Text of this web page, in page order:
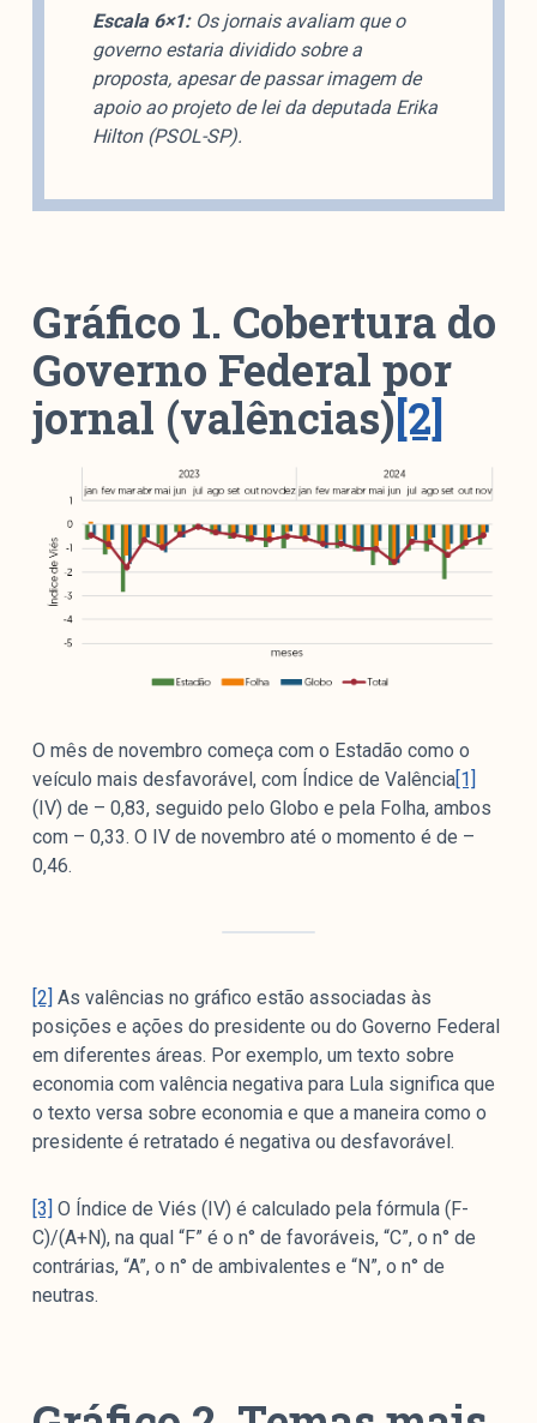
econômicos.
Parceria
Escala 6×1:Os jornais avaliam que o
governo estaria dividido sobre a
proposta, apesar de passar imagem de
apoio ao projeto de lei da deputada Erika
Hilton (PSOL-SP).
Gráfico 1. Cobertura do
Governo Federal por
jornal (valências)[2]
O mês de novembro começa com o Estadão como o
veículo mais desfavorável, com Índice de Valência[1]
(IV) de – 0,83, seguido pelo Globo e pela Folha, ambos
com – 0,33. O IV de novembro até o momento é de –
0,46.
[2] As valências no gráfico estão associadas às
posições e ações do presidente ou do Governo Federal
em diferentes áreas. Por exemplo, um texto sobre
economia com valência negativa para Lula significa que
o texto versa sobre economia e que a maneira como o
presidente é retratado é negativa ou desfavorável.
[3] O Índice de Viés (IV) é calculado pela fórmula (F-
C)/(A+N), na qual “F” é o n° de favoráveis, “C”, o n° de
contrárias, “A”, o n° de ambivalentes e “N”, o n° de
neutras.